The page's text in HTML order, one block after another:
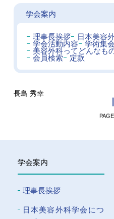
学会案内
理事長挨拶 日本美容
学会活動内容
学術集
美容外科ってどんなも
会員検索
定款
長島 秀幸
学会案内
理事長挨拶
⽇本美容外科学会につ